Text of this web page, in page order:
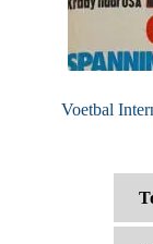
Voetbal